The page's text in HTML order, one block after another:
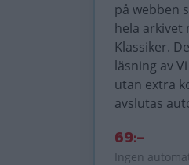
på webben
hela arkivet
Klassiker.
läsning av
utan extra
avslutas
69:-
Ingen